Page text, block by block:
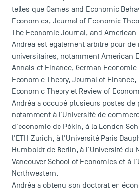
telles que Games and Economic
Economics, Journal of Economic
The Economic Journal, and American
Andréa est également arbitre pour de
universitaires, notamment American
Annals of Finance, German Economic
Economic Theory, Journal of Finance,
Economic Theory et Review of
Andréa a occupé plusieurs postes de
notamment à l'Université de
d'économie de Pékin, à la London
l'ETH Zurich, à l'Université Paris
Humboldt de Berlin, à l'Université du
Vancouver School of Economics et à
Northwestern.
Andréa a obtenu son doctorat en